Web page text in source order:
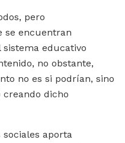
pero
se encuentran
sistema educativo
no obstante,
no es si podrían, sino
creando dicho
aporta